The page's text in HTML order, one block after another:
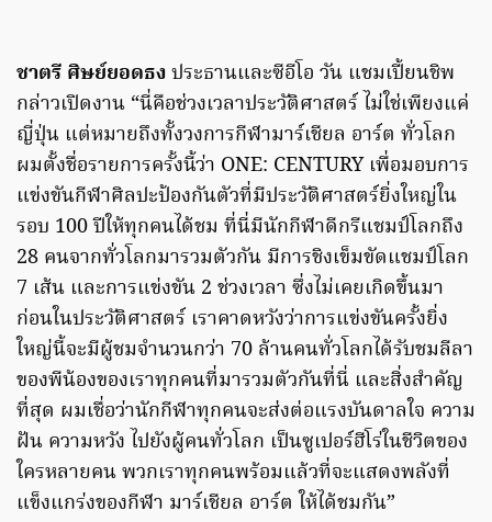
ชาตรี ศิษย์ยอดธงประธานและซีอีโอ วัน แชมเปี้ยนชิพ
กล่าวเปิดงาน “นี่คือช่วงเวลาประวัติศาสตร์ ไม่ใช่เพียงแค่
ญี่ปุ่น แต่หมายถึงทั้งวงการกีฬามาร์เชียล อาร์ต ทั่วโลก
ผมตั้งชื่อรายการครั้งนี้ว่า ONE: CENTURY เพื่อมอบการ
แข่งขันกีฬาศิลปะป้องกันตัวที่มีประวัติศาสตร์ยิ่งใหญ่ใน
รอบ 100 ปีให้ทุกคนได้ชม ที่นี่มีนักกีฬาดีกรีแชมป์โลกถึง
28 คนจากทั่วโลกมารวมตัวกัน มีการชิงเข็มขัดแชมป์โลก
7 เส้น และการแข่งขัน 2 ช่วงเวลา ซึ่งไม่เคยเกิดขึ้นมา
ก่อนในประวัติศาสตร์ เราคาดหวังว่าการแข่งขันครั้งยิ่ง
ใหญ่นี้จะมีผู้ชมจำนวนกว่า 70 ล้านคนทั่วโลกได้รับชมลีลา
ของพีน้องของเราทุกคนที่มารวมตัวกันที่นี่ และสิ่งสำคัญ
ที่สุด ผมเชื่อว่านักกีฬาทุกคนจะส่งต่อแรงบันดาลใจ ความ
ฝัน ความหวัง ไปยังผู้คนทั่วโลก เป็นซูเปอร์ฮีโร่ในชีวิตของ
ใครหลายคน พวกเราทุกคนพร้อมแล้วที่จะแสดงพลังที่
แข็งแกร่งของกีฬา มาร์เชียล อาร์ต ให้ได้ชมกัน”